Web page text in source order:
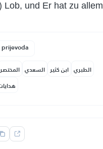
Lob, und Er hat zu allem
المختصر السعدي ابن كثير الطبري